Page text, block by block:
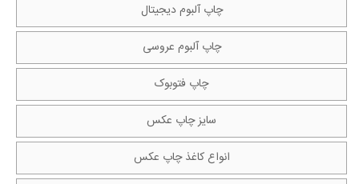
چاپ آلبوم دیجیتال
چاپ آلبوم عروسی
چاپ فتوبوک
سایز چاپ عکس
انواع کاغذ چاپ عکس